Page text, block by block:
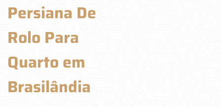
Persiana De
Rolo Para
Quarto em
Brasilândia